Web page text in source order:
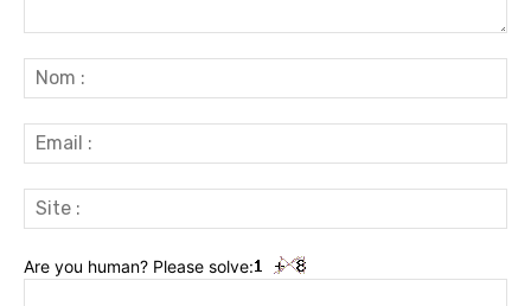
:
:
:
Are you human? Please solve: